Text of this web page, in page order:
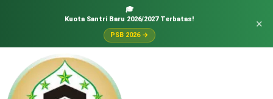
🎓
Kuota Santri Baru 2026/2027 Terbatas!
PSB 2026 →
×